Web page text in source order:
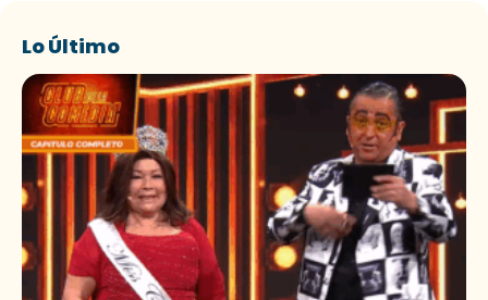
Lo Último